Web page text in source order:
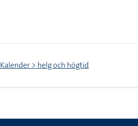
Kalender > helg och högtid